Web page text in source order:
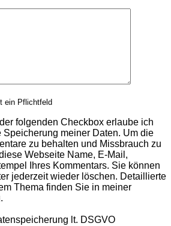
ein Pflichtfeld
folgenden Checkbox erlaube ich
meiner Daten. Um die
zu behalten und Missbrauch zu
Webseite Name, E-Mail,
Ihres Kommentars. Sie können
jederzeit wieder löschen. Detaillierte
Thema finden Sie in meiner
.
lt. DSGVO